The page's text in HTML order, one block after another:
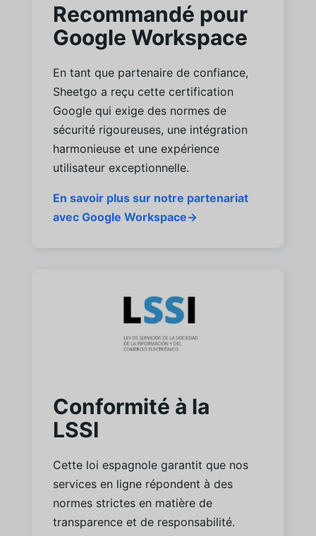
Recommandé pour
Google Workspace
En tant que partenaire de confiance,
Sheetgo a reçu cette certification
Google qui exige des normes de
sécurité rigoureuses, une intégration
harmonieuse et une expérience
utilisateur exceptionnelle.
En savoir plus sur notre partenariat
avec Google Workspace→
Conformité à la
LSSI
Cette loi espagnole garantit que nos
services en ligne répondent à des
normes strictes en matière de
transparence et de responsabilité.